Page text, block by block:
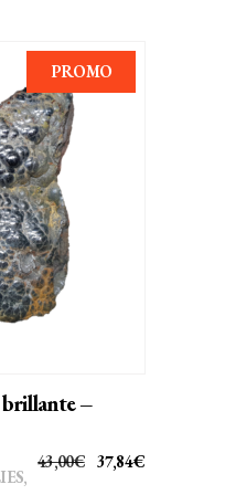
39,00€.
PROMO
–
43,00€ LE
37,84€LE